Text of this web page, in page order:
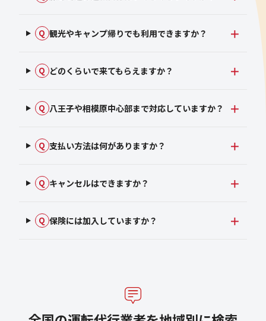
Q 観光やキャンプ帰りでも利用できますか？
Q どのくらいで来てもらえますか？
Q 八王子や相模原中心部まで対応していますか？
Q 支払い方法は何がありますか？
Q キャンセルはできますか？
Q 保険には加入していますか？